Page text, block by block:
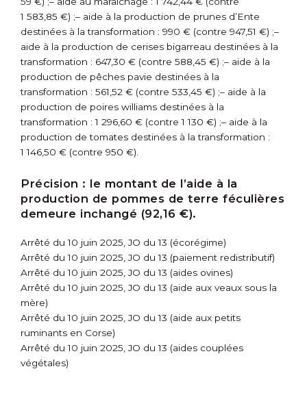
1 583,85 €) ;– aide à la production de prunes d’Ente
destinées à la transformation : 990 € (contre 947,51 €) ;–
aide à la production de cerises bigarreau destinées à la
transformation : 647,30 € (contre 588,45 €) ;– aide à la
production de pêches pavie destinées à la
transformation : 561,52 € (contre 533,45 €) ;– aide à la
production de poires williams destinées à la
transformation : 1 296,60 € (contre 1 130 €) ;– aide à la
production de tomates destinées à la transformation :
1 146,50 € (contre 950 €).
Précision : le montant de l’aide à la
production de pommes de terre féculières
demeure inchangé (92,16 €).
Arrêté du 10 juin 2025, JO du 13 (écorégime)
Arrêté du 10 juin 2025, JO du 13 (paiement redistributif)
Arrêté du 10 juin 2025, JO du 13 (aides ovines)
Arrêté du 10 juin 2025, JO du 13 (aide aux veaux sous la
mère)
Arrêté du 10 juin 2025, JO du 13 (aide aux petits
ruminants en Corse)
Arrêté du 10 juin 2025, JO du 13 (aides couplées
végétales)